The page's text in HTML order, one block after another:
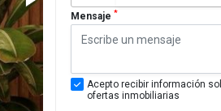
Mensaje *
Acepto recibir información
ofertas inmobiliarias